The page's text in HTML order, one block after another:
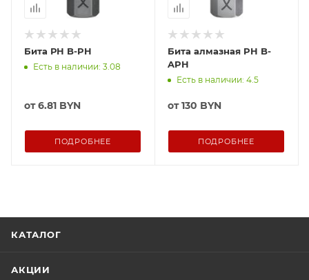
Бита РН B-PH
Есть в наличии: 3.08
от6.81 BYN
ПОДРОБНЕЕ
Бита алмазная PH B-
APH
Есть в наличии: 4.5
от130 BYN
ПОДРОБНЕЕ
КАТАЛОГ
АКЦИИ